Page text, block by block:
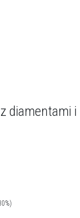
diamentami i